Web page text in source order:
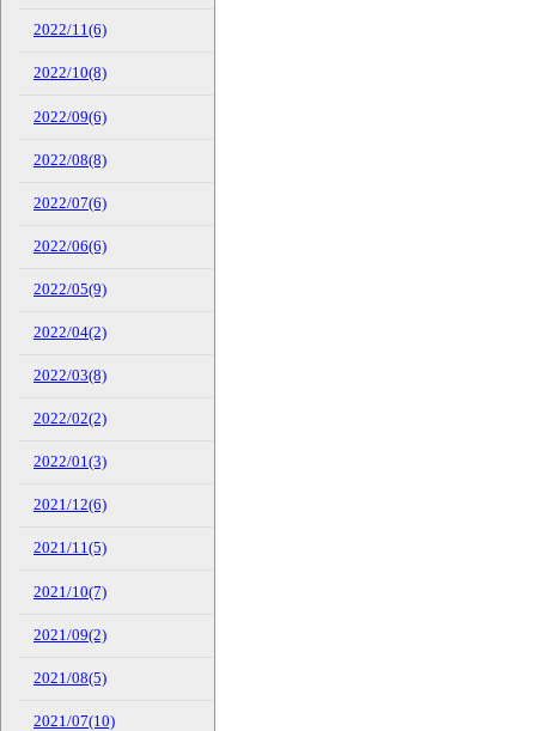
2022/11(6)
2022/10(8)
2022/09(6)
2022/08(8)
2022/07(6)
2022/06(6)
2022/05(9)
2022/04(2)
2022/03(8)
2022/02(2)
2022/01(3)
2021/12(6)
2021/11(5)
2021/10(7)
2021/09(2)
2021/08(5)
2021/07(10)